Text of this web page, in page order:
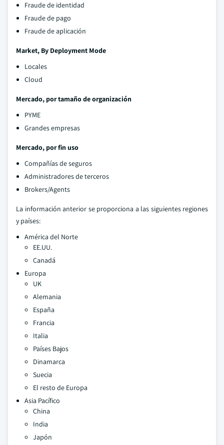
Fraude de identidad
Fraude de pago
Fraude de aplicación
Market, By Deployment Mode
Locales
Cloud
Mercado, por tamaño de organización
PYME
Grandes empresas
Mercado, por fin uso
Compañías de seguros
Administradores de terceros
Brokers/Agents
La información anterior se proporciona a las siguientes regiones
y países:
América del Norte
EE.UU.
Canadá
Europa
UK
Alemania
España
Francia
Italia
Países Bajos
Dinamarca
Suecia
El resto de Europa
Asia Pacífico
China
India
Japón